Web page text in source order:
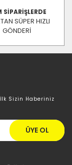
SİPARİŞLERDE
SÜPER HIZLI
GÖNDERİ
Sizin Haberiniz
ÜYE OL